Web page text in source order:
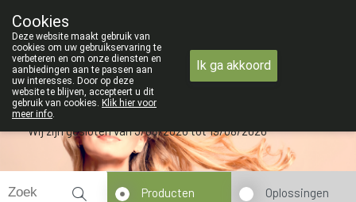
09 228 32 36
Wij zijn gesloten van 3/08/2026 tot 19/08/2026
Producten Oplossingen
Cookies
Deze website maakt gebruik van
cookies om uw gebruikservaring te
verbeteren en om onze diensten en
aanbiedingen aan te passen aan
uw interesses. Door op deze
website te blijven, accepteert u dit
gebruik van cookies. Klik hier voor
meer info.
Ik ga akkoord